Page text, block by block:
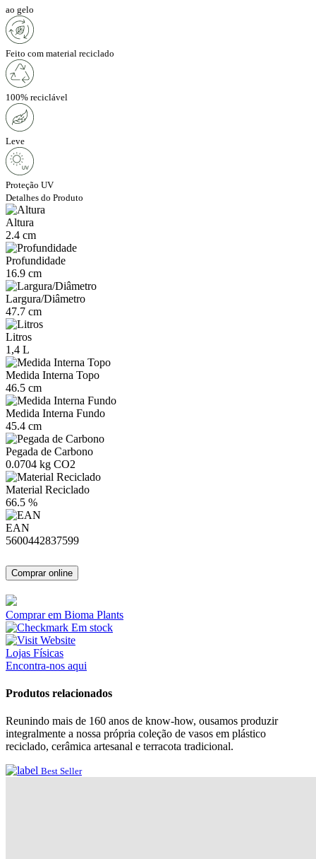
ao gelo
Feito com material reciclado
100% reciclável
Leve
Proteção UV
Detalhes do Produto
Altura
2.4 cm
Profundidade
16.9 cm
Largura/Diâmetro
47.7 cm
Litros
1,4 L
Medida Interna Topo
46.5 cm
Medida Interna Fundo
45.4 cm
Pegada de Carbono
0.0704 kg CO2
Material Reciclado
66.5 %
EAN
5600442837599
Comprar online
Comprar em Bioma Plants
Em stock
Lojas Físicas
Encontra-nos aqui
Produtos relacionados
Reunindo mais de 160 anos de know-how, ousamos produzir
integralmente a nossa própria coleção de vasos em plástico
reciclado, cerâmica artesanal e terracota tradicional.
Best Seller